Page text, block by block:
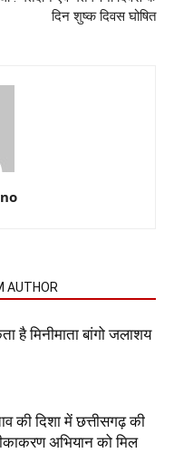
दिन शुष्क दिवस घोषित
AUTHOR
है मिनीमाता बांगो जलाशय
की दिशा में छत्तीसगढ़ की
अभियान को मिल